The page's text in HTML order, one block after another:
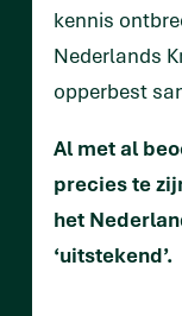
kennis
Nederlands
opperbest
Al met al
precies te
het
‘uitstekend’.